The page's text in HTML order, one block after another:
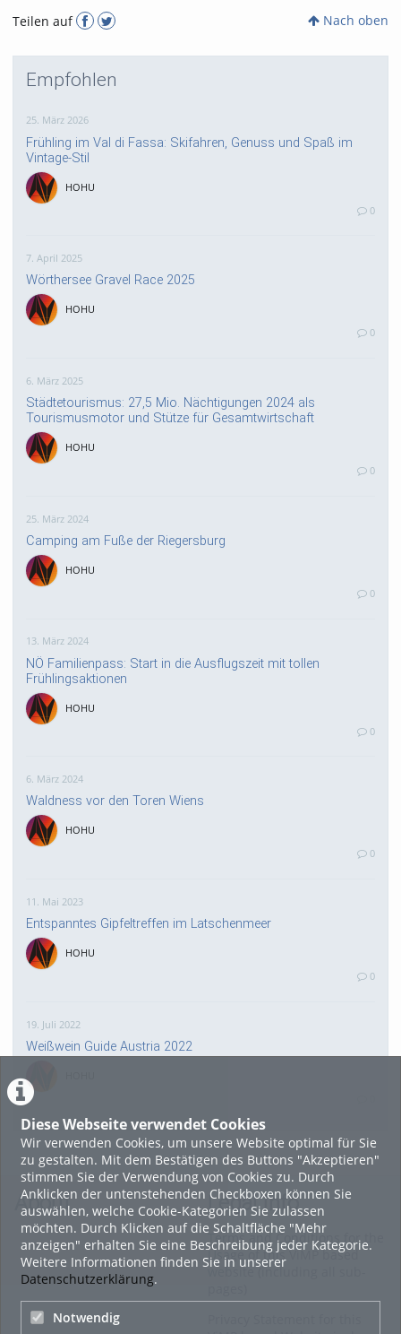
Diese Webseite verwendet Cookies
Wir verwenden Cookies, um unsere Website optimal für Sie
zu gestalten. Mit dem Bestätigen des Buttons "Akzeptieren"
stimmen Sie der Verwendung von Cookies zu. Durch
Anklicken der untenstehenden Checkboxen können Sie
auswählen, welche Cookie-Kategorien Sie zulassen
möchten. Durch Klicken auf die Schaltfläche "Mehr
anzeigen" erhalten Sie eine Beschreibung jeder Kategorie.
Weitere Informationen finden Sie in unserer
Datenschutzerklärung.
Notwendig
Teilen auf
Nach oben
Empfohlen
25. März 2026
Frühling im Val di Fassa: Skifahren, Genuss und Spaß im
Vintage-Stil
HOHU
0
7. April 2025
Wörthersee Gravel Race 2025
HOHU
0
6. März 2025
Städtetourismus: 27,5 Mio. Nächtigungen 2024 als
Tourismusmotor und Stütze für Gesamtwirtschaft
HOHU
0
25. März 2024
Camping am Fuße der Riegersburg
HOHU
0
13. März 2024
NÖ Familienpass: Start in die Ausflugszeit mit tollen
Frühlingsaktionen
HOHU
0
6. März 2024
Waldness vor den Toren Wiens
HOHU
0
11. Mai 2023
Entspanntes Gipfeltreffen im Latschenmeer
HOHU
0
19. Juli 2022
Weißwein Guide Austria 2022
16. Mai 2022
neuer Test-Newsbeitrag
HOHU
9. Mai 2022
¨Haager Lies reloaded“ - der neue Top-Radweg in OÖ
verbindet
About Legal Info
Terms and Conditions for the
Usage of this ViMP based
website (including all sub-